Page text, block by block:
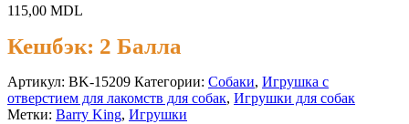
115,00 MDL
Кешбэк: 2 Балла
Артикул: BK-15209 Категории: Cобаки, Игрушка с
отверстием для лакомств для собак, Игрушки для собак
Метки: Barry King, Игрушки